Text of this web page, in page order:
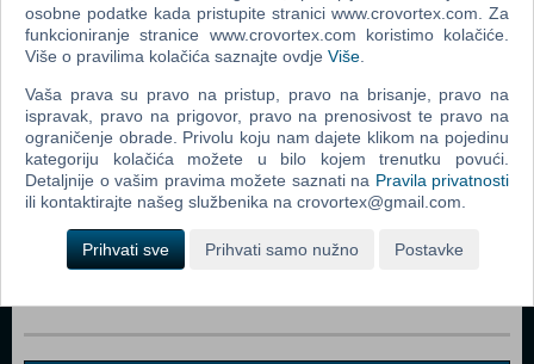
Plava Munja (Blue Streak Blu-Ray)
Blu-Ray)
Mumija: Grobnica Zmajskog Cara (The Mummy: Tomb Of
The Dragon Emperor Blu-Ray)
Tražen (Wanted Blu-Ray)
Mumija (The Mummy Blu-Ray)
osobne podatke kada pristupite stranici www.crovortex.com. Za
funkcioniranje stranice www.crovortex.com koristimo kolačiće.
Više o pravilima kolačića saznajte ovdje Više
Vaša prava su pravo na pristup, pravo na brisanje, pravo na
ispravak, pravo na prigovor, pravo na prenosivost te pravo na
ograničenje obrade. Privolu koju nam dajete klikom na pojedinu
kategoriju kolačića možete u bilo kojem trenutku povući.
Detaljnije o vašim pravima možete saznati na Pravila privatnosti
ili kontaktirajte našeg službenika na crovortex@gmail.com.
Prihvati sve Prihvati samo nužno Postavke